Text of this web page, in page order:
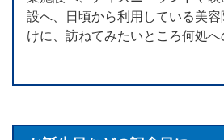
設へ、日頃から利用している美
けに、訪ねてみたいところ何処へ
行き先に応じて、バリアフリー
ごしいただいています。また、